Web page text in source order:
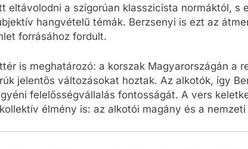
eltávolodni a szigorúan klasszicista normáktól, s
hangvételű témák. Berzsenyi is ezt az
forrásához fordult.
is meghatározó: a korszak Magyarországán a
jelentős változásokat hoztak. Az alkotók, így
felelősségvállalás fontosságát. A vers
élmény is: az alkotói magány és a